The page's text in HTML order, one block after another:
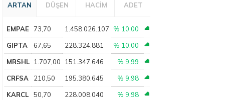
ARTAN DÜŞEN HACİM ADET
EMPAE 73,70 1.458.026.107 % 10,00
GIPTA 67,65 228.324.881 % 10,00
MRSHL 1.707,00 151.347.646 % 9,99
CRFSA 210,50 195.380.645 % 9,98
KARCL 50,70 228.008.040 % 9,98